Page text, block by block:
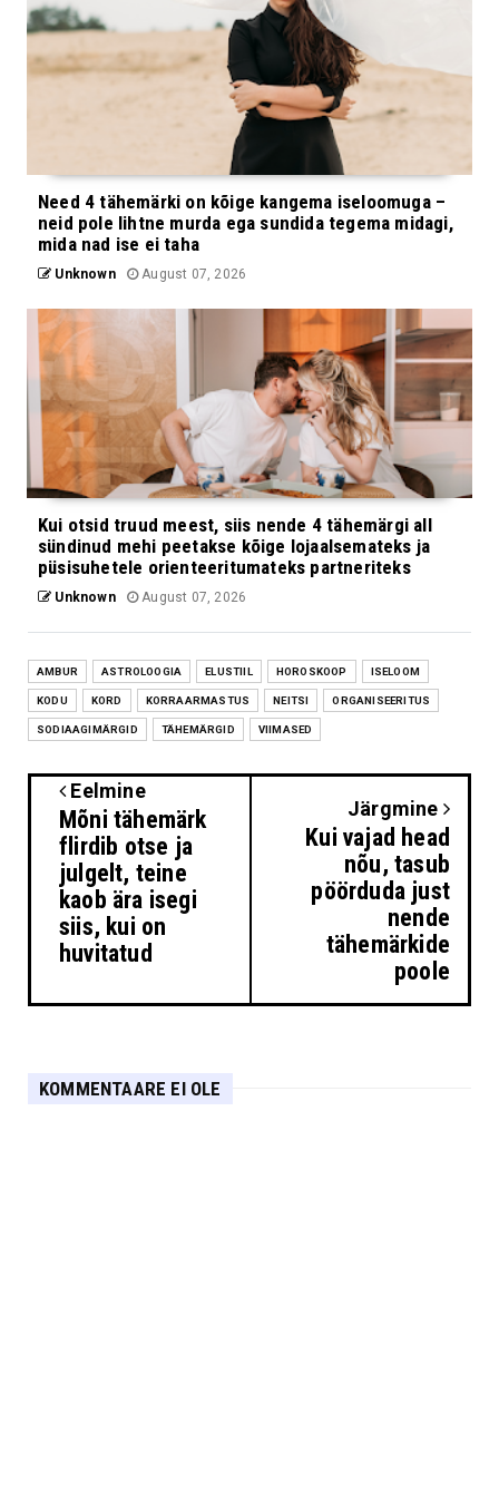
Need 4 tähemärki on kõige kangema iseloomuga –
neid pole lihtne murda ega sundida tegema midagi,
mida nad ise ei taha
Unknown August 07, 2026
Kui otsid truud meest, siis nende 4 tähemärgi all
sündinud mehi peetakse kõige lojaalsemateks ja
püsisuhetele orienteeritumateks partneriteks
Unknown August 07, 2026
AMBUR ASTROLOOGIA ELUSTIIL HOROSKOOP ISELOOM
KODU KORD KORRAARMASTUS NEITSI ORGANISEERITUS
SODIAAGIMÄRGID TÄHEMÄRGID VIIMASED
Eelmine
Mõni tähemärk
flirdib otse ja
julgelt, teine
kaob ära isegi
siis, kui on
huvitatud
Järgmine
Kui vajad head
nõu, tasub
pöörduda just
nende
tähemärkide
poole
KOMMENTAARE EI OLE